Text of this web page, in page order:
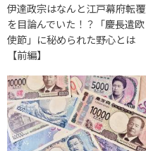
伊達政宗はなんと江戸幕府転覆
を目論んでいた！？「慶長遣欧
使節」に秘められた野心とは
【前編】